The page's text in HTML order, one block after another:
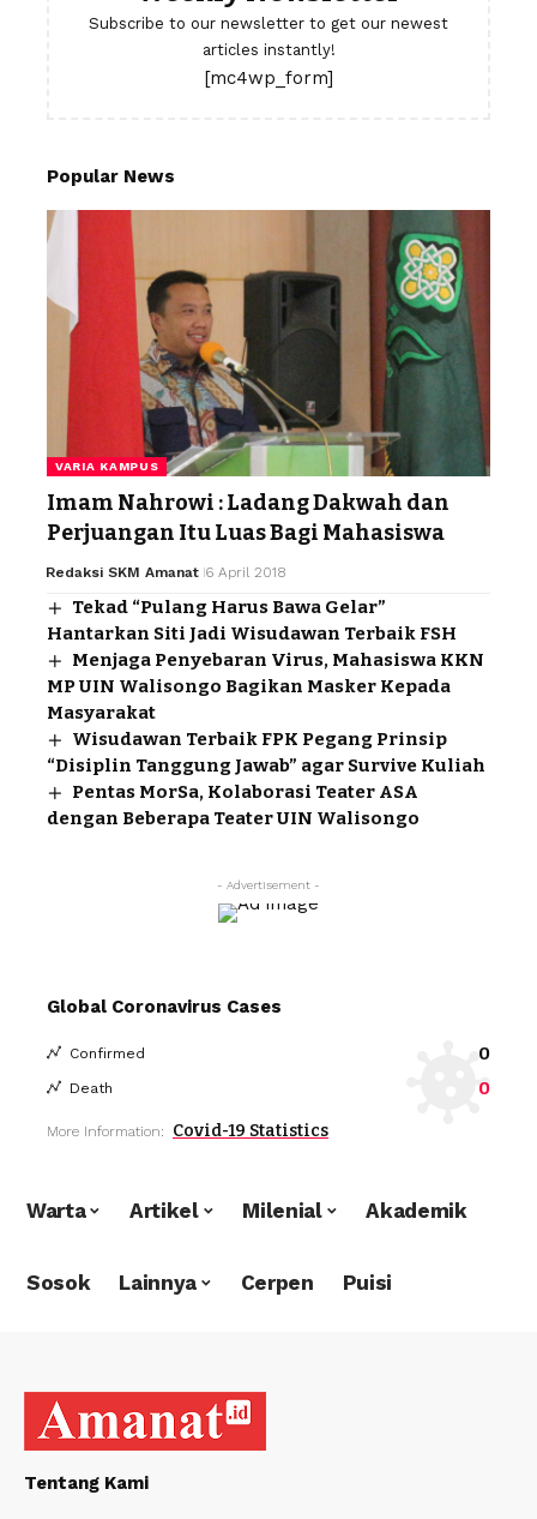
Subscribe to our newsletter to get our newest
articles instantly!
[mc4wp_form]
Popular News
VARIA KAMPUS
Imam Nahrowi : Ladang Dakwah dan
Perjuangan Itu Luas Bagi Mahasiswa
Redaksi SKM Amanat 6 April 2018
Tekad “Pulang Harus Bawa Gelar”
Hantarkan Siti Jadi Wisudawan Terbaik FSH
Menjaga Penyebaran Virus, Mahasiswa KKN
MP UIN Walisongo Bagikan Masker Kepada
Masyarakat
Wisudawan Terbaik FPK Pegang Prinsip
“Disiplin Tanggung Jawab” agar Survive Kuliah
Pentas MorSa, Kolaborasi Teater ASA
dengan Beberapa Teater UIN Walisongo
- Advertisement -
Global Coronavirus Cases
Confirmed 0
Death 0
More Information: Covid-19 Statistics
Warta Artikel Milenial Akademik
Sosok Lainnya Cerpen Puisi
Tentang Kami